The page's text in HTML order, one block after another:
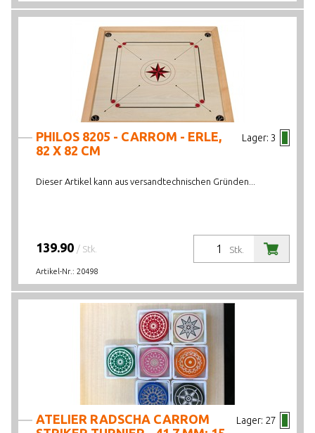
Lager: 3
PHILOS 8205 - CARROM - ERLE,
82 X 82 CM
Dieser Artikel kann aus versandtechnischen Gründen...
Stk.
139.90 / Stk.
Artikel-Nr.: 20498
Lager: 27
ATELIER RADSCHA CARROM